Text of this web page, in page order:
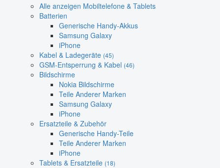
Alle anzeigen Mobiltelefone & Tablets
Batterien
Generische Handy-Akkus
Samsung Galaxy
iPhone
Kabel & Ladegeräte (45)
GSM-Entsperrung & Kabel (46)
Bildschirme
Nokia Bildschirme
Teile Anderer Marken
Samsung Galaxy
iPhone
Ersatzteile & Zubehör
Generische Handy-Teile
Teile Anderer Marken
iPhone
Tablets & Ersatzteile (18)